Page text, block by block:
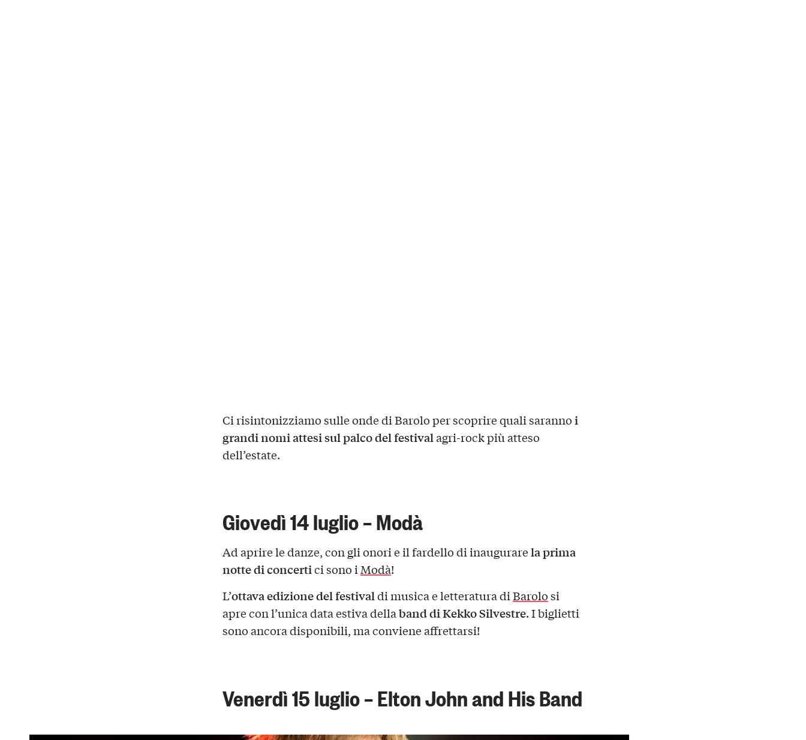
Ci risintonizziamo sulle onde di Barolo per scoprire quali sarannoi
grandi nomi attesi sul palco del festival agri-rock più atteso
dell’estate.
Giovedì 14 luglio – Modà
Ad aprire le danze, con gli onori e il fardello di inaugurarela prima
notte di concertici sono iModà!
L’ottava edizione del festivaldi musica e letteratura diBarolosi
apre con l’unica data estiva dellaband di Kekko Silvestre. I biglietti
sono ancora disponibili, ma conviene affrettarsi!
Venerdì 15 luglio – Elton John and His Band